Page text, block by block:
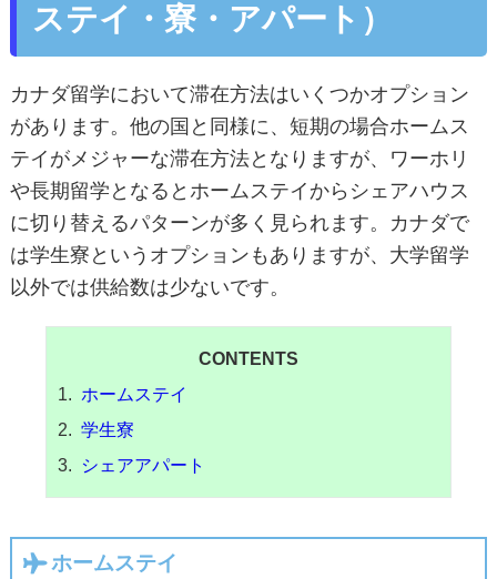
ステイ・寮・アパート）
カナダ留学において滞在方法はいくつかオプション
があります。他の国と同様に、短期の場合ホームス
テイがメジャーな滞在方法となりますが、ワーホリ
や長期留学となるとホームステイからシェアハウス
に切り替えるパターンが多く見られます。カナダで
は学生寮というオプションもありますが、大学留学
以外では供給数は少ないです。
CONTENTS
ホームステイ
学生寮
シェアアパート
ホームステイ